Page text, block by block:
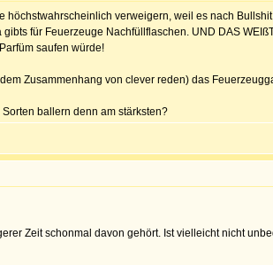
verweigern, weil es nach
für Feuerzeuge Nachfüllflaschen. UND DAS
saufen würde!
Zusammenhang von clever reden) das
ballern denn am stärksten?
Zeit schonmal davon gehört. Ist vielleicht nicht